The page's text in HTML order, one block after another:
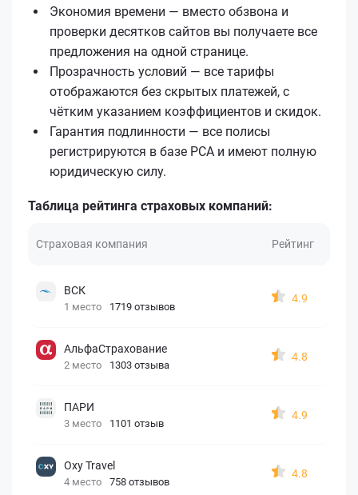
Экономия времени — вместо обзвона и
проверки десятков сайтов вы получаете все
предложения на одной странице.
Прозрачность условий — все тарифы
отображаются без скрытых платежей, с
чётким указанием коэффициентов и скидок.
Гарантия подлинности — все полисы
регистрируются в базе РСА и имеют полную
юридическую силу.
Таблица рейтинга страховых компаний:
Страховая компания Рейтинг
ВСК
1 место 1719 отзывов
4.9
АльфаСтрахование
2 место 1303 отзыва
4.8
ПАРИ
3 место 1101 отзыв
4.9
Oxy Travel
4 место 758 отзывов
4.8